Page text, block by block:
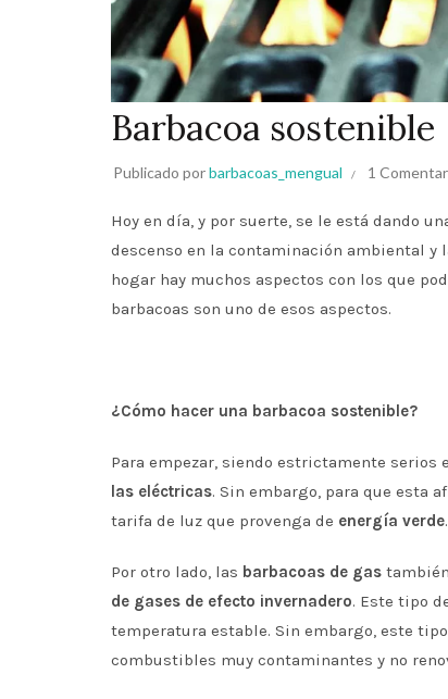
Barbacoa sostenible
Publicado porbarbacoas_mengual 1
Hoy en día, y por suerte, se le está dando
descenso en la contaminación ambiental y
hogar hay muchos aspectos con los que
barbacoas son uno de esos aspectos.
¿Cómo hacer una barbacoa sostenible?
Para empezar, siendo estrictamente
las eléctricas. Sin embargo, para que esta
tarifa de luz que provenga de energía verde.
Por otro lado, las barbacoas de gas
de gases de efecto invernadero. Este tipo
temperatura estable. Sin embargo, este
combustibles muy contaminantes y no